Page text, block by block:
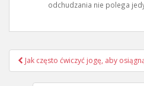
odchudzania nie polega
Nawigacja
wpisu
Jak często ćwiczyć jogę, aby